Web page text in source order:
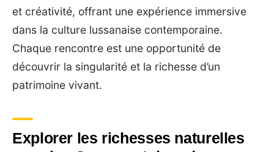
et créativité, offrant une expérience immersive
dans la culture lussanaise contemporaine.
Chaque rencontre est une opportunité de
découvrir la singularité et la richesse d’un
patrimoine vivant.
Explorer les richesses naturelles